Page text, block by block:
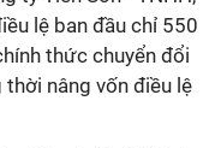
lệ ban đầu chỉ 550
thức chuyển đổi
nâng vốn điều lệ